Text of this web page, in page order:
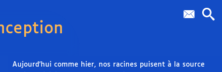
Aujourd’hui comme hier, nos racines puisent à la source